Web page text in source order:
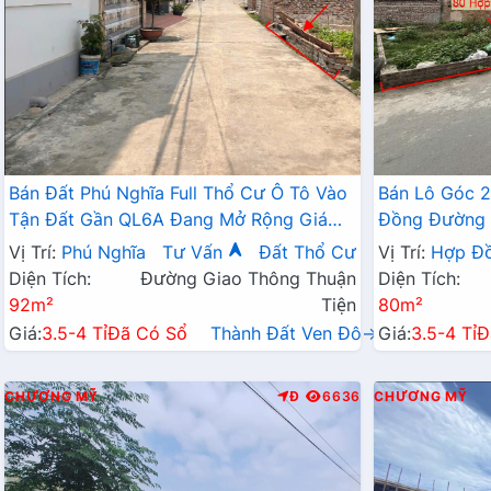
Bán Đất Phú Nghĩa Full Thổ Cư Ô Tô Vào
Tận Đất Gần QL6A Đang Mở Rộng Giá
Chỉ Vài Tỷ
Vị Trí: Phú Nghĩa Tư Vấn
Đất Thổ Cư
Diện Tích:
92m²
Đường Giao Thông Thuận
Tiện
Giá:3.5-4 TỉĐã Có Sổ Thành Đất Ven Đô→
Bán Lô Góc
Đồng Đường
Hành Chính
Vị Trí: Hợp
Diện Tích:
80m²
Giá:3.5-4 Tỉ
CHƯƠNG MỸ Đ 6636 CHƯƠNG MỸ